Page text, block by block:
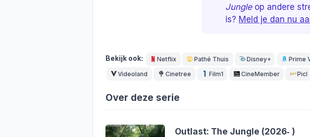
Jungleop andere
is? Meld je dan nu
Bekijk ook: Netflix Pathé Thuis Disney+ Prime
Videoland Cinetree Film1 CineMember Picl
Over deze serie
Outlast: The Jungle (2026‑ )